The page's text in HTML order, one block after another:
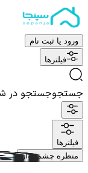
ورود یا ثبت نام
فیلترها
جستجوجستجو در
فیلترها
منظره چشم نواز